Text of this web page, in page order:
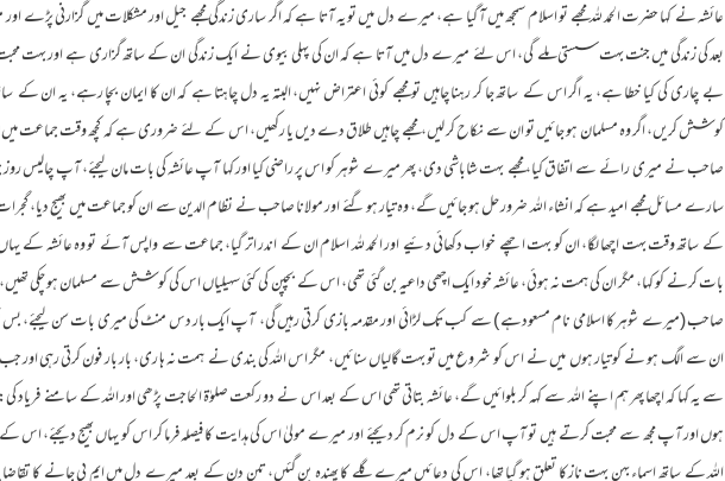
عائشہ نے کہا حضرت الحمد للہ مجھے تو اسلام سمجھ میں آ گیا ہے، میرے دل میں تو یہ آتا ہے کہ اگر ساری زندگی مجھے جیل اور مشکلات میں گزارنی پڑے
بعد کی زندگی میں جنت بہت سستی ملے گی، اس لئے میرے دل میں آتا ہے کہ ان کی پہلی بیوی نے ایک زندگی ان کے ساتھ گزاری ہے اور بہت
بے چاری کی کیا خطا ہے، یہ اگر اس کے ساتھ جا کر رہنا چاہیں تو مجھے کوئی اعتراض نہیں، البتہ یہ دل چاہتا ہے کہ ان کا ایمان بچا رہے، یہ ان کے
کوشش کریں، اگر وہ مسلمان ہو جائیں تو ان سے نکاح کر لیں، مجھے چاہیں طلاق دے دیں یا رکھیں، اس کے لئے ضروری ہے کہ کچھ وقت جماعت میں لگا
صاحب نے میری رائے سے اتفاق کیا، مجھے بہت شاباشی دی، پھر میرے شوہر کو اس پر راضی کیا اور کہا آپ عائشہ کی بات مان لیجئے، آپ چالیس
سارے مسائل مجھے امید ہے کہ انشاء اللہ ضرور حل ہو جائیں گے، وہ تیار ہو گئے اور مولانا صاحب نے نظام الدین سے ان کو جماعت میں بھیج دیا،
کے ساتھ وقت بہت اچھا لگا، ان کو بہت اچھے خواب دکھائی دئیے اور الحمد للہ اسلام ان کے اندر اتر گیا، جماعت سے واپس آئے تو وہ عائشہ کے
بات کرنے کو کہا، مگر ان کی ہمت نہ ہوئی، عائشہ خود ایک اچھی داعیہ بن گئی تھی، اس کے بچپن کی کئی سہیلیاں اس کی کوشش سے مسلمان ہو چکی
صاحب (میرے شوہر کا اسلامی نام مسعودہے ) سے کب تک لڑائی اور مقدمہ بازی کرتی رہیں گی، آپ ایک بار دس منٹ کی میری بات سن لیجئے،
ان سے الگ ہو نے کو تیار ہوں میں نے اس کو شروع میں تو بہت گالیاں سنائیں، مگر اس اللہ کی بندی نے ہمت نہ ہا ری، بار بار فون کرتی رہی اور
سے یہ کہا کہ اچھا پھر ہم اپنے اللہ سے کہہ کر بلوائیں گے، عائشہ بتاتی تھی اس کے بعد اس نے دو رکعت صلوٰۃ الحاجت پڑھی اور اللہ کے سامنے
ہوں اور آپ مجھ سے محبت کرتے ہیں تو آپ اس کے دل کو نرم کر دیجئے اور میرے مولیٰ اس کی ہدایت کا فیصلہ فرما کر اس کو یہاں بھیج دیجئے، اس کے بعد
اللہ کے ساتھ اسماء بہن بہت ناز کا تعلق ہو گیا تھا، اس کی دعائیں میرے گلے کا پھندہ بن گئیں، تین دن کے بعد میرے دل میں ایم پی جانے کا تقاضا